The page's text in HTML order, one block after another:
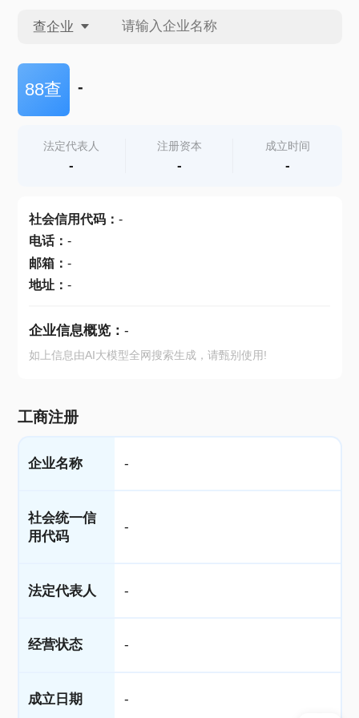
查企业
查企业
查产地
88查 -
法定代表人
-
注册资本
-
成立时间
-
社会信用代码： -
电话： -
邮箱： -
地址： -
企业信息概览： -
如上信息由AI大模型全网搜索生成，请甄别使用!
工商注册
企业名称 -
社会统一信
用代码
-
法定代表人 -
经营状态 -
成立日期 -